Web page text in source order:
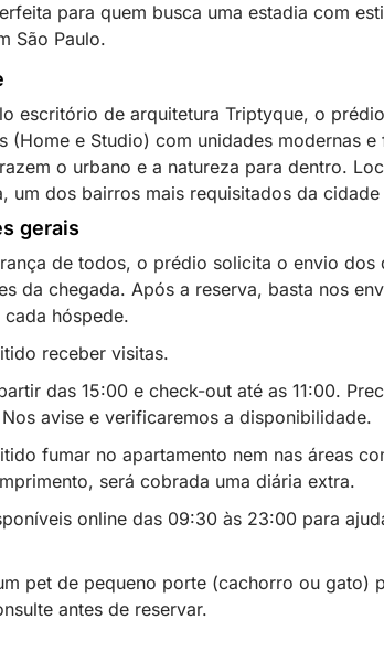
para quem busca uma estadia com
São Paulo.
escritório de arquitetura Triptyque, o
(Home e Studio) com unidades modernas e
o urbano e a natureza para dentro.
um dos bairros mais requisitados da cidade
gerais
de todos, o prédio solicita o envio dos
da chegada. Após a reserva, basta nos
hóspede.
receber visitas.
das 15:00 e check-out até as 11:00.
avise e verificaremos a disponibilidade.
fumar no apartamento nem nas áreas
será cobrada uma diária extra.
online das 09:30 às 23:00 para
pet de pequeno porte (cachorro ou gato)
antes de reservar.